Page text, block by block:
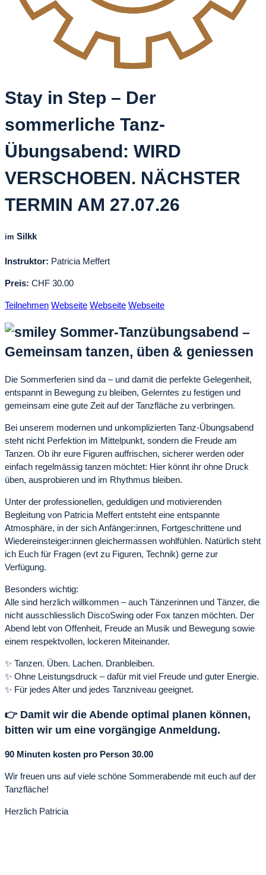
Stay in Step – Der
sommerliche Tanz-
Übungsabend: WIRD
VERSCHOBEN. NÄCHSTER
TERMIN AM 27.07.26
im Silkk
Instruktor: Patricia Meffert
Preis: CHF 30.00
Teilnehmen Webseite Webseite Webseite
Sommer-Tanzübungsabend –
Gemeinsam tanzen, üben & geniessen
Die Sommerferien sind da – und damit die perfekte Gelegenheit,
entspannt in Bewegung zu bleiben, Gelerntes zu festigen und
gemeinsam eine gute Zeit auf der Tanzfläche zu verbringen.
Bei unserem modernen und unkomplizierten Tanz-Übungsabend
steht nicht Perfektion im Mittelpunkt, sondern die Freude am
Tanzen. Ob ihr eure Figuren auffrischen, sicherer werden oder
einfach regelmässig tanzen möchtet: Hier könnt ihr ohne Druck
üben, ausprobieren und im Rhythmus bleiben.
Unter der professionellen, geduldigen und motivierenden
Begleitung von Patricia Meffert entsteht eine entspannte
Atmosphäre, in der sich Anfänger:innen, Fortgeschrittene und
Wiedereinsteiger:innen gleichermassen wohlfühlen. Natürlich steht
ich Euch für Fragen (evt zu Figuren, Technik) gerne zur
Verfügung.
Besonders wichtig:
Alle sind herzlich willkommen – auch Tänzerinnen und Tänzer, die
nicht ausschliesslich DiscoSwing oder Fox tanzen möchten. Der
Abend lebt von Offenheit, Freude an Musik und Bewegung sowie
einem respektvollen, lockeren Miteinander.
✨ Tanzen. Üben. Lachen. Dranbleiben.
✨ Ohne Leistungsdruck – dafür mit viel Freude und guter Energie.
✨ Für jedes Alter und jedes Tanzniveau geeignet.
👉Damit wir die Abende optimal planen können,
bitten wir um eine vorgängige Anmeldung.
90 Minuten kosten pro Person 30.00
Wir freuen uns auf viele schöne Sommerabende mit euch auf der
Tanzfläche!
Herzlich Patricia